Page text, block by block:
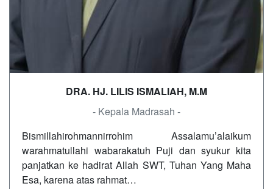
DRA. HJ. LILIS ISMALIAH, M.M
- Kepala Madrasah -
Bismillahirohmannirrohim Assalamu’alaikum
warahmatullahi wabarakatuh Puji dan syukur kita
panjatkan ke hadirat Allah SWT, Tuhan Yang Maha
Esa, karena atas rahmat…